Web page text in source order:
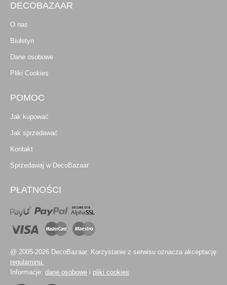
DECOBAZAAR
O nas
Biuletyn
Dane osobowe
Pliki Cookies
POMOC
Jak kupować
Jak sprzedawać
Kontakt
Sprzedawaj w DecoBazaar
PŁATNOŚCI
@ 2005-2026 DecoBazaar. Korzystanie z serwisu oznacza akceptację
regulaminu.
Informacje: dane osobowe i pliki cookies